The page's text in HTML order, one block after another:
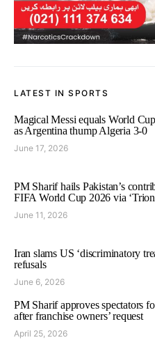
LATEST IN SPORTS
Magical Messi equals World
as Argentina thump Algeria 3-0
June 17, 2026
PM Sharif hails Pakistan’s
FIFA World Cup 2026 via
June 11, 2026
Iran slams US ‘discriminatory
refusals
June 6, 2026
PM Sharif approves spectators
after franchise owners’ request
April 25, 2026